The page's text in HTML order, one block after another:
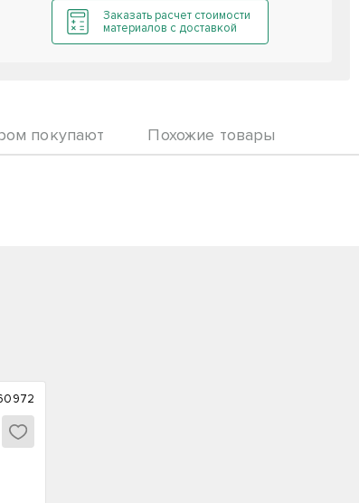
Заказать расчет стоимости
материалов с доставкой
покупают Похожие товары